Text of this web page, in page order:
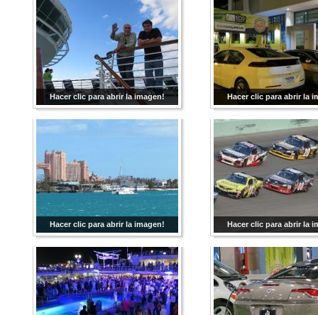
Hacer clic para abrir la imagen! Hacer clic para abrir la
Hacer clic para abrir la imagen! Hacer clic para abrir la